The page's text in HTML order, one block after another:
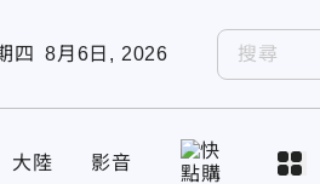
四 8月6日, 2026
大陸 影音